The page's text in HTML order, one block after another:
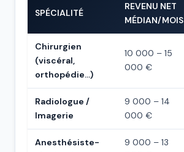
SPÉCIALITÉ
REVENU NET
MÉDIAN/MOIS
Chirurgien
(viscéral,
orthopédie…)
10 000 – 15
000 €
Radiologue /
Imagerie
9 000 – 14
000 €
Anesthésiste-
9 000 – 13